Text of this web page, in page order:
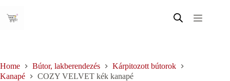
content
Home Bútor, lakberendezés
Kárpitozott bútorok
Kanapé
COZY VELVET kék kanapé